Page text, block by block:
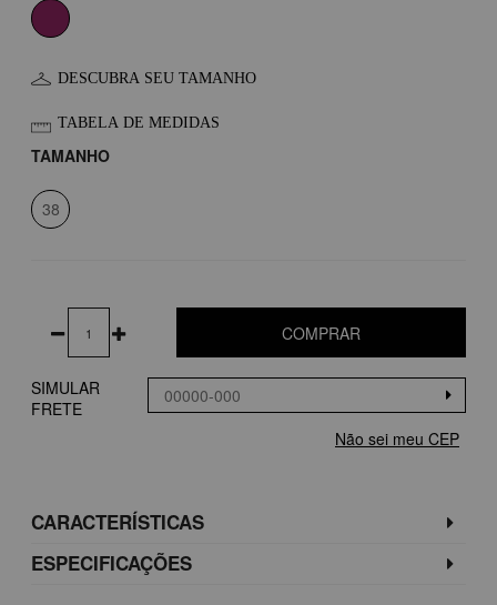
DESCUBRA SEU TAMANHO
TABELA DE MEDIDAS
TAMANHO
38
COMPRAR
SIMULAR
FRETE
Não sei meu CEP
CARACTERÍSTICAS
ESPECIFICAÇÕES